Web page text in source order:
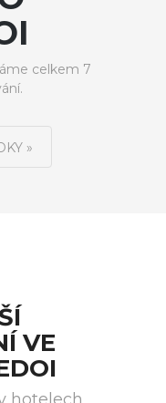
celkem 7
»
VE